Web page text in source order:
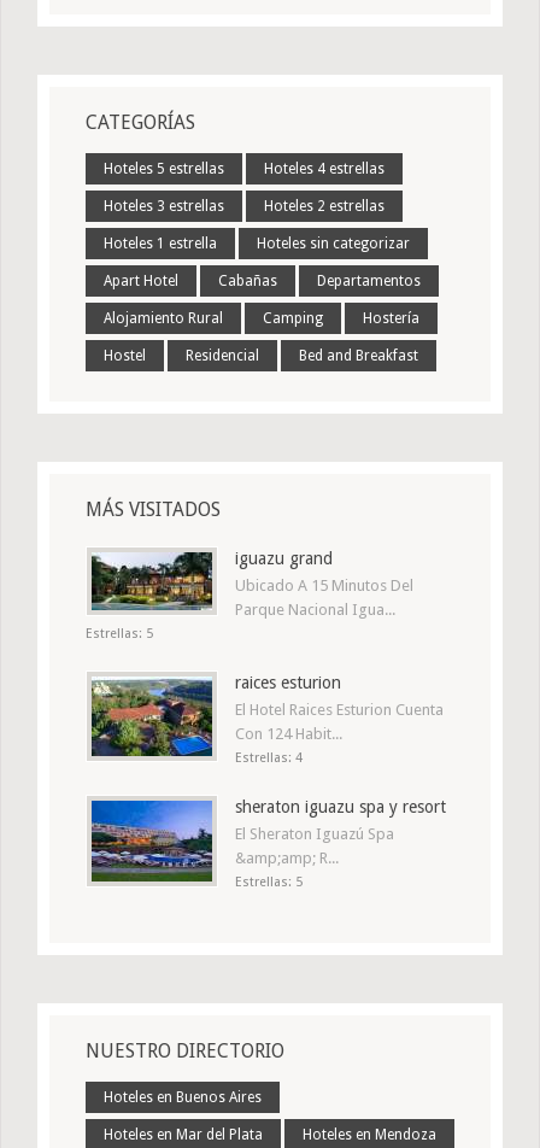
CATEGORÍAS
Hoteles 5 estrellas Hoteles 4 estrellas
Hoteles 3 estrellas Hoteles 2 estrellas
Hoteles 1 estrella Hoteles sin categorizar
Apart Hotel Cabañas Departamentos
Alojamiento Rural Camping Hostería
Hostel Residencial Bed and Breakfast
MÁS VISITADOS
iguazu grand
Ubicado A 15 Minutos Del
Parque Nacional Igua...
Estrellas: 5
raices esturion
El Hotel Raices Esturion Cuenta
Con 124 Habit...
Estrellas: 4
sheraton iguazu spa y resort
El Sheraton Iguazú Spa
&amp;amp; R...
Estrellas: 5
NUESTRO DIRECTORIO
Hoteles en Buenos Aires
Hoteles en Mar del Plata Hoteles en Mendoza